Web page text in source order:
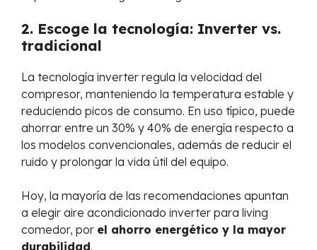
2. Escoge la tecnología: Inverter vs.
tradicional
La tecnología inverter regula la velocidad del
compresor, manteniendo la temperatura estable y
reduciendo picos de consumo. En uso típico, puede
ahorrar entre un 30% y 40% de energía respecto a
los modelos convencionales, además de reducir el
ruido y prolongar la vida útil del equipo.
Hoy, la mayoría de las recomendaciones apuntan
a elegir aire acondicionado inverter para living
comedor, por el ahorro energético y la mayor
durabilidad.